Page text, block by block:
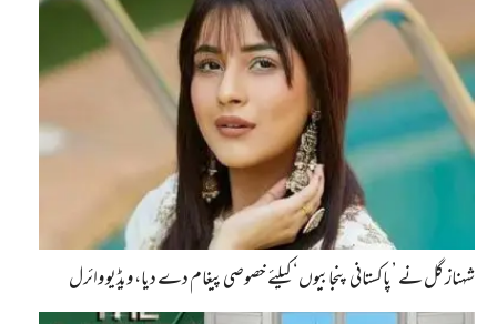
شہناز گل نے ’پاکستانی پنجابیوں‘ کیلئے خصوصی پیغام دے دیا، ویڈیو وائرل